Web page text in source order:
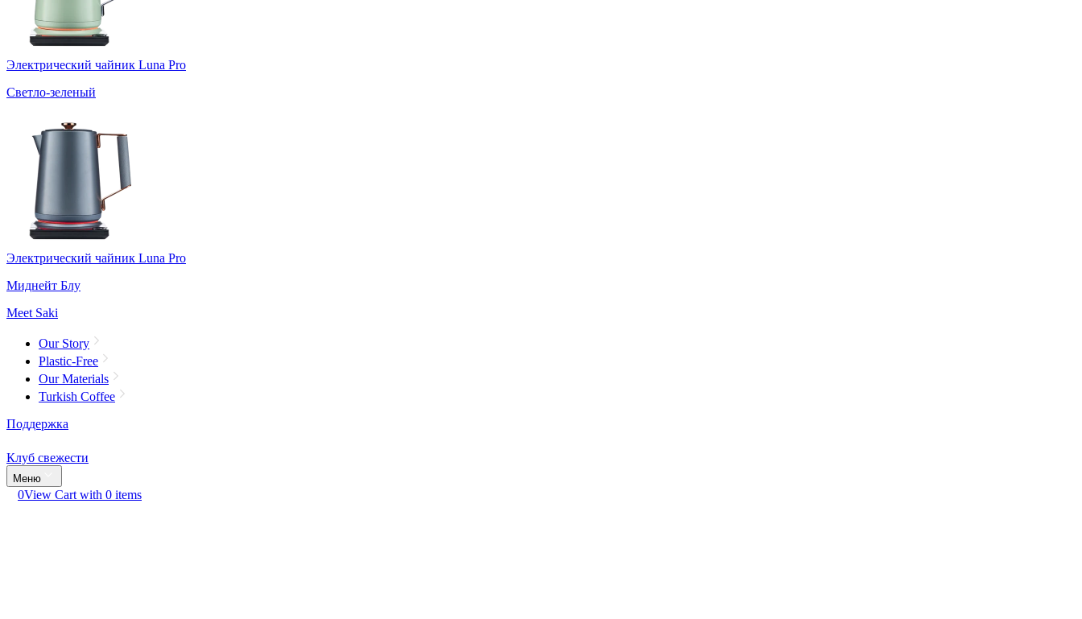
Электрический чайник Luna Pro
Светло-зеленый
Электрический чайник Luna Pro
Миднейт Блу
Meet Saki
Our Story
Plastic-Free
Our Materials
Turkish Coffee
Поддержка
Клуб свежести
Меню
0View Cart with 0 items